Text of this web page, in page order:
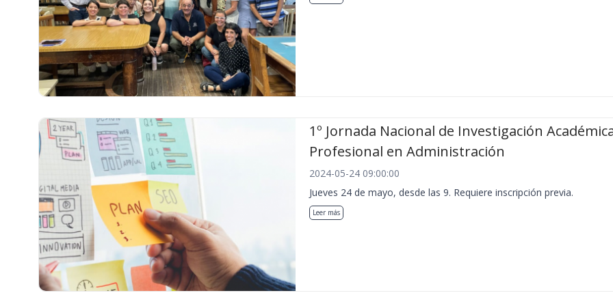
1º Jornada Nacional de Investigación
Profesional en Administración
2024-05-24 09:00:00
Jueves 24 de mayo, desde las 9. Requiere inscripción previa.
Leer más